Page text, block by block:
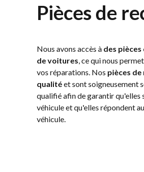
Pièces de
Nous avons accès à des
de voitures , ce qui nous
vos réparations. Nos pièces de
qualitéet sont soigneusement
qualifié afin de garantir
véhicule et qu'elles répondent
véhicule.